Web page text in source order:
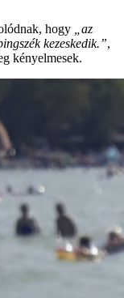
hogy
„az
kezeskedik.”,
kényelmesek.